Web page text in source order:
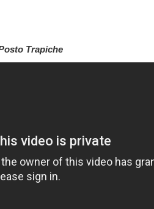
Trapiche